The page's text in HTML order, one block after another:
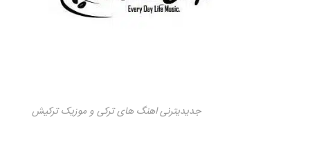
جدیدیترنی اهنگ های ترکی و موزیک ترکیش